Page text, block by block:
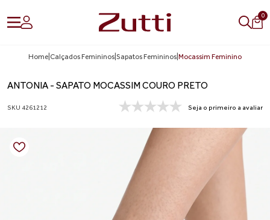
0
Home Calçados Femininos Sapatos Femininos Mocassim Feminino
ANTONIA - SAPATO MOCASSIM COURO PRETO
SKU 4261212 Seja o primeiro a avaliar